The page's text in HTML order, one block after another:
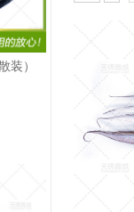
装）